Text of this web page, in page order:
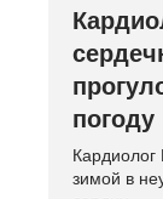
погоду
Кардиолог
зимой в